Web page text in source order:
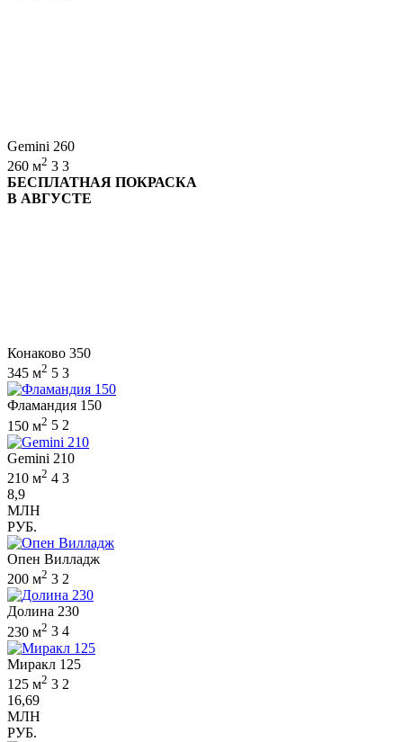
Gemini 260
260 м2 3 3
БЕСПЛАТНАЯ ПОКРАСКА
В АВГУСТЕ
Конаково 350
345 м2 5 3
Фламандия 150
150 м2 5 2
Gemini 210
210 м2 4 3
8,9
МЛН
РУБ.
Опен Вилладж
200 м2 3 2
Долина 230
230 м2 3 4
Миракл 125
125 м2 3 2
16,69
МЛН
РУБ.